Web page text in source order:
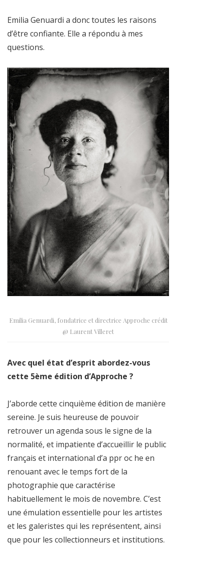
Emilia Genuardi a donc toutes les raisons
d’être confiante. Elle a répondu à mes
questions.
Emilia Genuardi, fondatrice et directrice Approche crédit
@ Laurent Villeret
Avec quel état d’esprit abordez-vous
cette 5ème édition d’Approche ?
J’aborde cette cinquième édition de manière
sereine. Je suis heureuse de pouvoir
retrouver un agenda sous le signe de la
normalité, et impatiente d’accueillir le public
français et international d’a ppr oc he en
renouant avec le temps fort de la
photographie que caractérise
habituellement le mois de novembre. C’est
une émulation essentielle pour les artistes
et les galeristes qui les représentent, ainsi
que pour les collectionneurs et institutions.